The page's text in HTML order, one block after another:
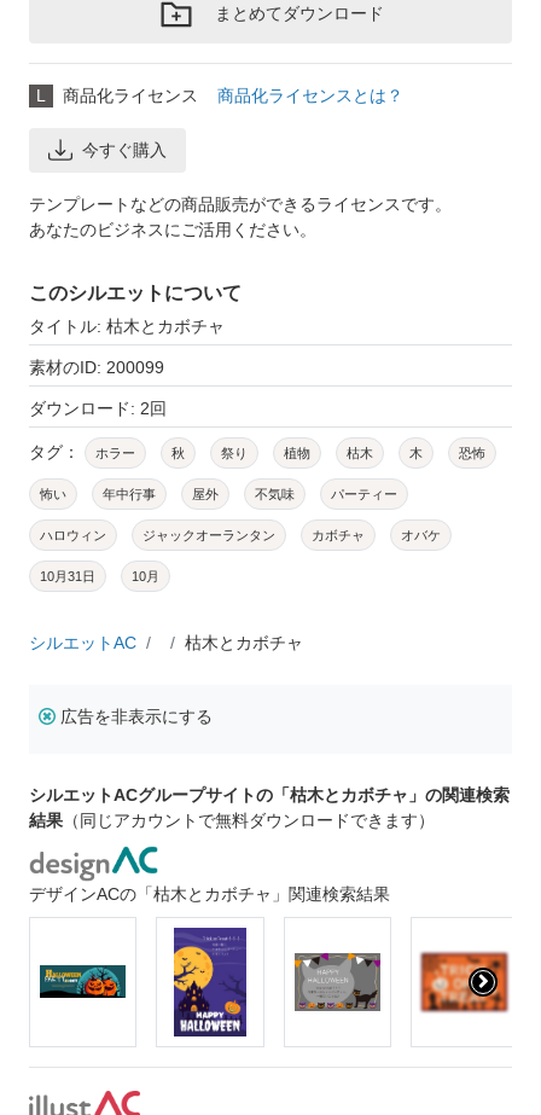
まとめてダウンロード
L 商品化ライセンス 商品化ライセンスとは？
今すぐ購入
テンプレートなどの商品販売ができるライセンスです。
あなたのビジネスにご活用ください。
このシルエットについて
タイトル: 枯木とカボチャ
素材のID: 200099
ダウンロード: 2回
タグ： ホラー 秋 祭り 植物 枯木 木 恐怖
怖い 年中行事 屋外 不気味 パーティー
ハロウィン ジャックオーランタン カボチャ オバケ
10月31日 10月
シルエットAC 枯木とカボチャ
広告を非表示にする
シルエットACグループサイトの「枯木とカボチャ」の関連検索
結果 （同じアカウントで無料ダウンロードできます）
デザインACの「枯木とカボチャ」関連検索結果